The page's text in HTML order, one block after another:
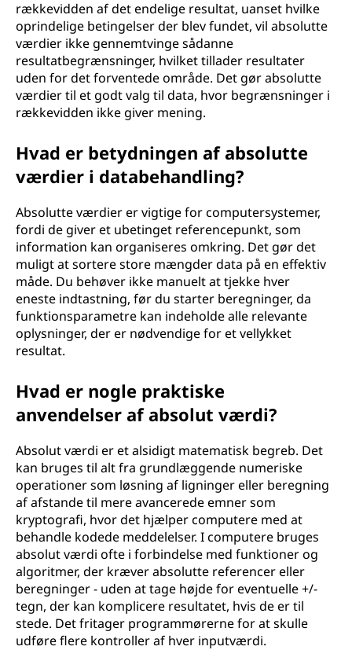
rækkevidden af det endelige resultat, uanset hvilke
oprindelige betingelser der blev fundet, vil absolutte
værdier ikke gennemtvinge sådanne
resultatbegrænsninger, hvilket tillader resultater
uden for det forventede område. Det gør absolutte
værdier til et godt valg til data, hvor begrænsninger i
rækkevidden ikke giver mening.
Hvad er betydningen af absolutte
værdier i databehandling?
Absolutte værdier er vigtige for computersystemer,
fordi de giver et ubetinget referencepunkt, som
information kan organiseres omkring. Det gør det
muligt at sortere store mængder data på en effektiv
måde. Du behøver ikke manuelt at tjekke hver
eneste indtastning, før du starter beregninger, da
funktionsparametre kan indeholde alle relevante
oplysninger, der er nødvendige for et vellykket
resultat.
Hvad er nogle praktiske
anvendelser af absolut værdi?
Absolut værdi er et alsidigt matematisk begreb. Det
kan bruges til alt fra grundlæggende numeriske
operationer som løsning af ligninger eller beregning
af afstande til mere avancerede emner som
kryptografi, hvor det hjælper computere med at
behandle kodede meddelelser. I computere bruges
absolut værdi ofte i forbindelse med funktioner og
algoritmer, der kræver absolutte referencer eller
beregninger - uden at tage højde for eventuelle +/-
tegn, der kan komplicere resultatet, hvis de er til
stede. Det fritager programmørerne for at skulle
udføre flere kontroller af hver inputværdi.